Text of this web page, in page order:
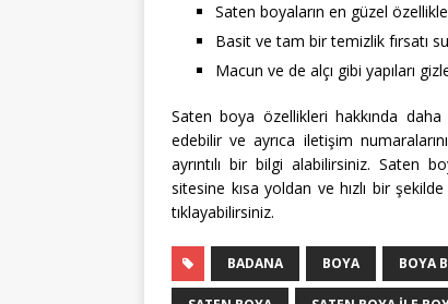
Saten boyaların en güzel
Basit ve tam bir temizlik fırsatı
Macun ve de alçı gibi yapıları
Saten boya özellikleri hakkında
edebilir ve ayrıca iletişim
ayrıntılı bir bilgi alabilirsiniz. Saten
sitesine kısa yoldan ve hızlı bir
tıklayabilirsiniz.
BADANA BOYA BOYA